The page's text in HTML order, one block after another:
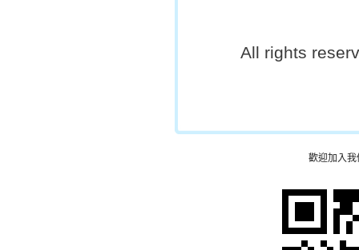
All rights
歡迎加入